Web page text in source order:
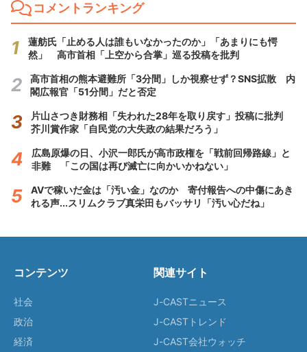
コメントランキング
蓮舫氏「止める人は誰もいなかったのか」「あまりにも愕
然」 高市首相「上空から合掌」巡る投稿を批判
高市首相の熊本避難所「3分間」しか視察せず？SNS拡散 内
閣広報官「51分間」だと否定
片山さつき財務相「失われた28年を取り戻す」投稿に批判
芥川賞作家「自民党の大失政の結果だろう」
広島原爆の日、小沢一郎氏が高市政権を「戦前回帰路線」と
非難 「この国は再び滅亡に向かいかねない」
AVで稼いだ金は「汚い金」なのか 寄付報告への中傷にあき
れる声...スリムクラブ真栄田もバッサリ「汚い心だね」
コンテンツ
社会
政治
経済
関連サイト
J-CASTニュース
J-CASTトレンド
J-CAST会社ウォッチ